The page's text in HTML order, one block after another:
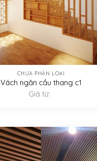
CHƯA PHÂN LOẠI
Vách ngăn cầu thang c1
Giá từ: